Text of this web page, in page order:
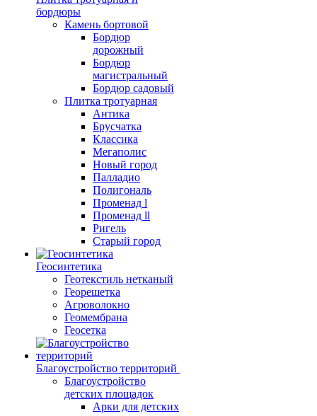
бордюры
Камень бортовой
Бордюр
дорожный
Бордюр
магистральный
Бордюр садовый
Плитка тротуарная
Антика
Брусчатка
Классика
Мегаполис
Новый город
Палладио
Полигональ
Променад l
Променад ll
Ригель
Старый город
Геосинтетика
Геотекстиль нетканый
Георешетка
Агроволокно
Геомембрана
Геосетка
Благоустройство территорий
Благоустройство
детских площадок
Арки для детских